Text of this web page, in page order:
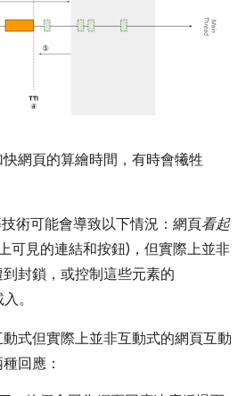
網頁的算繪時間，有時會犧牲
術可能會導致以下情況：網頁看起
可見的連結和按鈕)，但實際上並非
到封鎖，或控制這些元素的
。
式但實際上並非互動式的網頁互動
回應：